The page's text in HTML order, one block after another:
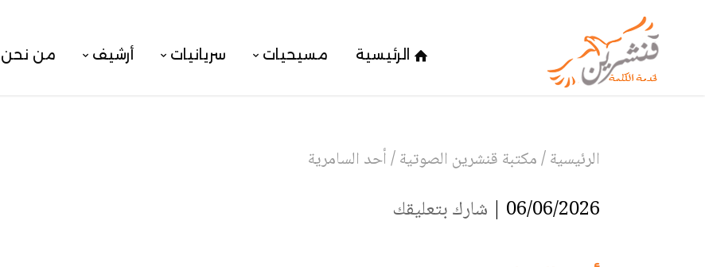
الرئيسية مسيحيات سريانيات أرشيف من نحن
الرئيسية/مكتبة قنشرين الصوتية/أحد السامرية
06/06/2026 | شارك بتعليقك